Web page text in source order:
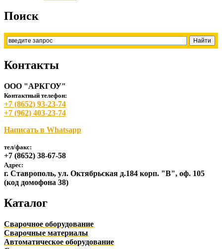
Поиск
Контакты
ООО "АРКГОУ"
Контактный телефон:
+7 (8652) 93-23-74
+7 (962) 403-23-74
Написать в Whatsapp
тел/факс:
+7 (8652) 38-67-58
Адрес:
г. Ставрополь, ул. Октябрьская д.184 корп. "В", оф. 105
(код домофона 38)
Каталог
Сварочное оборудование
Сварочные материалы
Автоматическое оборудование